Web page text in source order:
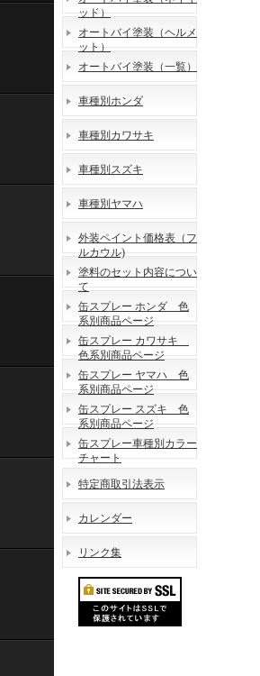
ッド）
オートバイ塗装（ヘルメ
ット）
オートバイ塗装（一覧）
車種別ホンダ
車種別カワサキ
車種別スズキ
車種別ヤマハ
外装ペイント価格表（フ
ルカウル)
塗料のセット内容につい
て
缶スプレー ホンダ 色
系別商品ページ
缶スプレー カワサキ
色系別商品ページ
缶スプレー ヤマハ 色
系別商品ページ
缶スプレー スズキ 色
系別商品ページ
缶スプレー車種別カラー
チャート
特定商取引法表示
カレンダー
リンク集